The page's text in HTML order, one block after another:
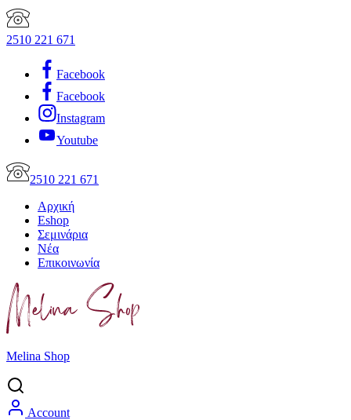
2510 221 671
Facebook
Facebook
Instagram
Youtube
2510 221 671
Αρχική
Eshop
Σεμινάρια
Νέα
Επικοινωνία
Melina Shop
Account